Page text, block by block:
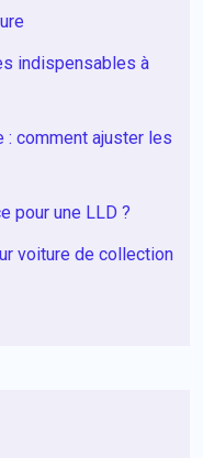
indispensables à
: comment ajuster les
pour une LLD ?
voiture de collection